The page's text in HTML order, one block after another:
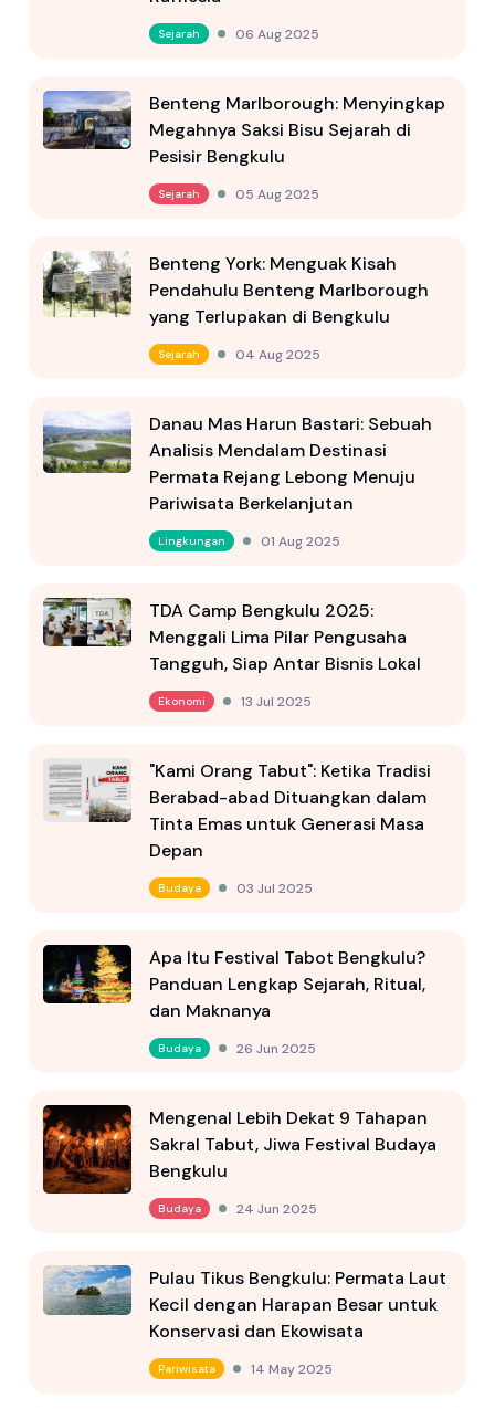
Sejarah 06 Aug 2025
Benteng Marlborough: Menyingkap
Megahnya Saksi Bisu Sejarah di
Pesisir Bengkulu
Sejarah 05 Aug 2025
Benteng York: Menguak Kisah
Pendahulu Benteng Marlborough
yang Terlupakan di Bengkulu
Sejarah 04 Aug 2025
Danau Mas Harun Bastari: Sebuah
Analisis Mendalam Destinasi
Permata Rejang Lebong Menuju
Pariwisata Berkelanjutan
Lingkungan 01 Aug 2025
TDA Camp Bengkulu 2025:
Menggali Lima Pilar Pengusaha
Tangguh, Siap Antar Bisnis Lokal
Ekonomi 13 Jul 2025
"Kami Orang Tabut": Ketika Tradisi
Berabad-abad Dituangkan dalam
Tinta Emas untuk Generasi Masa
Depan
Budaya 03 Jul 2025
Apa Itu Festival Tabot Bengkulu?
Panduan Lengkap Sejarah, Ritual,
dan Maknanya
Budaya 26 Jun 2025
Mengenal Lebih Dekat 9 Tahapan
Sakral Tabut, Jiwa Festival Budaya
Bengkulu
Budaya 24 Jun 2025
Pulau Tikus Bengkulu: Permata Laut
Kecil dengan Harapan Besar untuk
Konservasi dan Ekowisata
Pariwisata 14 May 2025